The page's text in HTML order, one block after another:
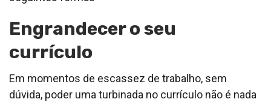
Engrandecer o seu
currículo
Em momentos de escassez de trabalho, sem
dúvida, poder uma turbinada no currículo não é nada